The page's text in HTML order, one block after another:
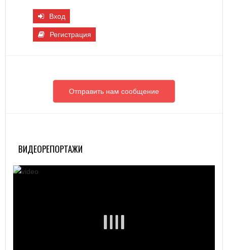
Вход
Регистрация
Отправить нам сообщение
ВИДЕОРЕПОРТАЖИ